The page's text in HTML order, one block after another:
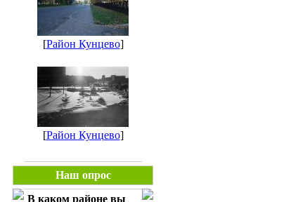
[Район Кунцево]
[Район Кунцево]
Наш опрос
В каком районе вы